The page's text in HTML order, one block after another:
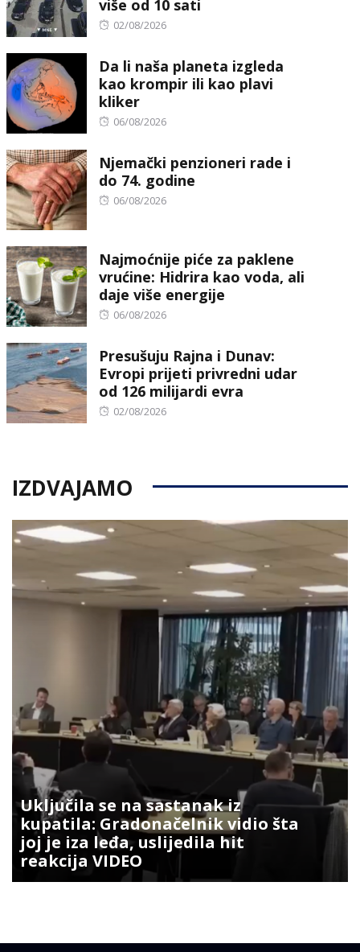
više od 10 sati
Posted
02/08/2026
Da li naša planeta izgleda
kao krompir ili kao plavi
kliker
Posted
06/08/2026
Njemački penzioneri rade i
do 74. godine
Posted
06/08/2026
Najmoćnije piće za paklene
vrućine: Hidrira kao voda, ali
daje više energije
Posted
06/08/2026
Presušuju Rajna i Dunav:
Evropi prijeti privredni udar
od 126 milijardi evra
Posted
02/08/2026
IZDVAJAMO
Uključila se na sastanak iz
kupatila: Gradonačelnik vidio šta
joj je iza leđa, uslijedila hit
reakcija VIDEO